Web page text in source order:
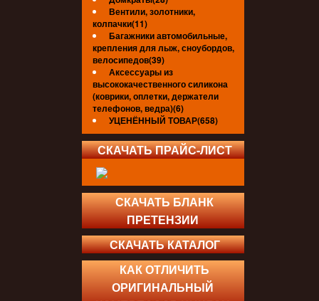
Вентили, золотники,
колпачки(11)
Багажники автомобильные,
крепления для лыж, сноубордов,
велосипедов(39)
Аксессуары из
высококачественного силикона
(коврики, оплетки, держатели
телефонов, ведра)(6)
УЦЕНЁННЫЙ ТОВАР(658)
СКАЧАТЬ ПРАЙС-ЛИСТ
СКАЧАТЬ БЛАНК
ПРЕТЕНЗИИ
СКАЧАТЬ КАТАЛОГ
КАК ОТЛИЧИТЬ
ОРИГИНАЛЬНЫЙ